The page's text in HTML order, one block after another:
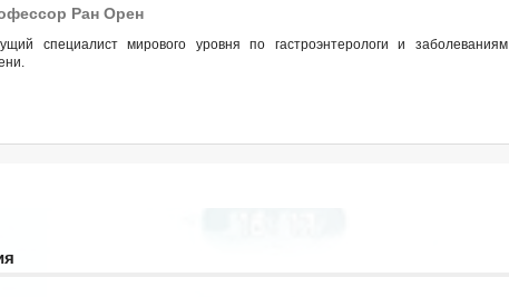
Ран Орен
специалист мирового уровня по гастроэнтерологи и заболеваниям